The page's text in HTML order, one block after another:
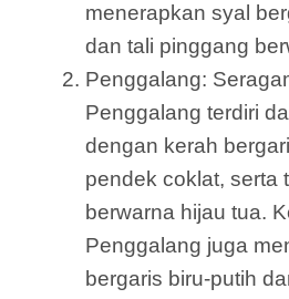
menerapkan syal
dan tali pinggang
Penggalang:
Penggalang terdiri
dengan kerah
pendek coklat, serta
berwarna hijau tua.
Penggalang juga
bergaris biru-putih